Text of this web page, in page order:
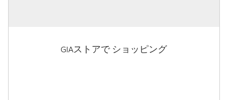
GIAストアで ショッピング